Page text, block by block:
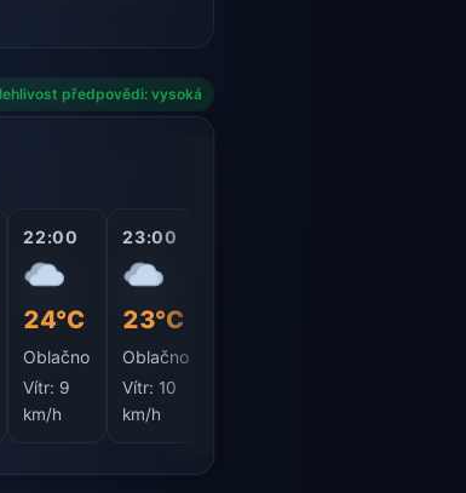
předpovědi: vysoká
22:00
24°C
Oblačno
Vítr: 9
km/h
23:00
23°C
Oblačno
Vítr: 10
km/h